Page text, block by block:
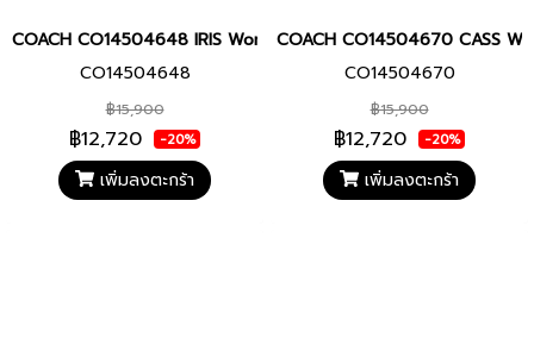
COACH CO14504648 IRIS Women watch นาฬิกา นาฬิกาข้อมือ นา
CO14504648
฿15,900
฿12,720 -20%
เพิ่มลงตะกร้า
COACH CO14504670 CASS
CO14504670
฿15,900
฿12,720 -20%
เพิ่มลงตะกร้า